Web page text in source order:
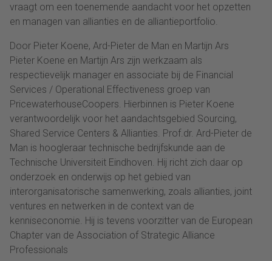
vraagt om een toenemende aandacht voor het opzetten
en managen van allianties en de alliantieportfolio.
Door Pieter Koene, Ard-Pieter de Man en Martijn Ars
Pieter Koene en Martijn Ars zijn werkzaam als
respectievelijk manager en associate bij de Financial
Services / Operational Effectiveness groep van
PricewaterhouseCoopers. Hierbinnen is Pieter Koene
verantwoordelijk voor het aandachtsgebied Sourcing,
Shared Service Centers & Allianties. Prof.dr. Ard-Pieter de
Man is hoogleraar technische bedrijfskunde aan de
Technische Universiteit Eindhoven. Hij richt zich daar op
onderzoek en onderwijs op het gebied van
interorganisatorische samenwerking, zoals allianties, joint
ventures en netwerken in de context van de
kenniseconomie. Hij is tevens voorzitter van de European
Chapter van de Association of Strategic Alliance
Professionals